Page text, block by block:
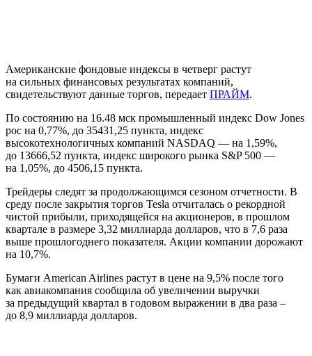
Американские фондовые индексы в четверг растут
на сильных финансовых результатах компаний,
свидетельствуют данные торгов, передает ПРАЙМ.
По состоянию на 16.48 мск промышленный индекс Dow Jones
рос на 0,77%, до 35431,25 пункта, индекс
высокотехнологичных компаний NASDAQ — на 1,59%,
до 13666,52 пункта, индекс широкого рынка S&P 500 —
на 1,05%, до 4506,15 пункта.
Трейдеры следят за продолжающимся сезоном отчетности. В
среду после закрытия торгов Tesla отчиталась о рекордной
чистой прибыли, приходящейся на акционеров, в прошлом
квартале в размере 3,32 миллиарда долларов, что в 7,6 раза
выше прошлогоднего показателя. Акции компании дорожают
на 10,7%.
Бумаги American Airlines растут в цене на 9,5% после того
как авиакомпания сообщила об увеличении выручки
за предыдущий квартал в годовом выражении в два раза –
до 8,9 миллиарда долларов.